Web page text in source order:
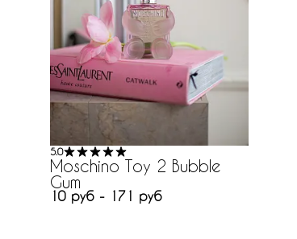
5.0
Moschino Toy 2 Bubble
Gum
10 руб - 171 руб